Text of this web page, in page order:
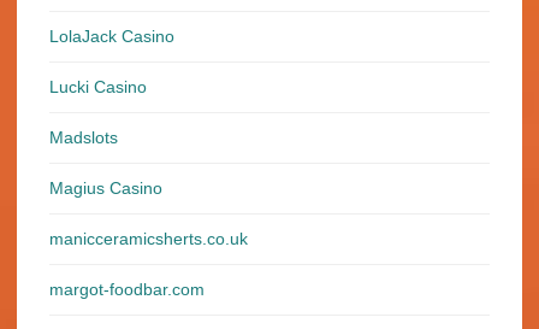
LolaJack Casino
Lucki Casino
Madslots
Magius Casino
manicceramicsherts.co.uk
margot-foodbar.com